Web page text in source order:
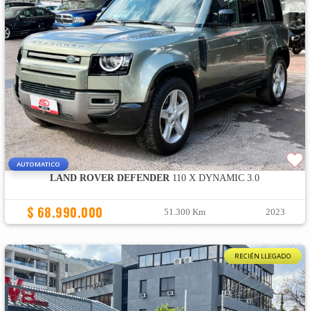
AUTOMATICO
LAND ROVER DEFENDER110 X DYNAMIC 3.0
$ 68.990.000 51.300 Km 2023
RECIÉN LLEGADO